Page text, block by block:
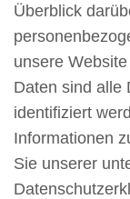
Überblick
unsere
Daten sind alle
identifiziert
Informationen
Sie unserer